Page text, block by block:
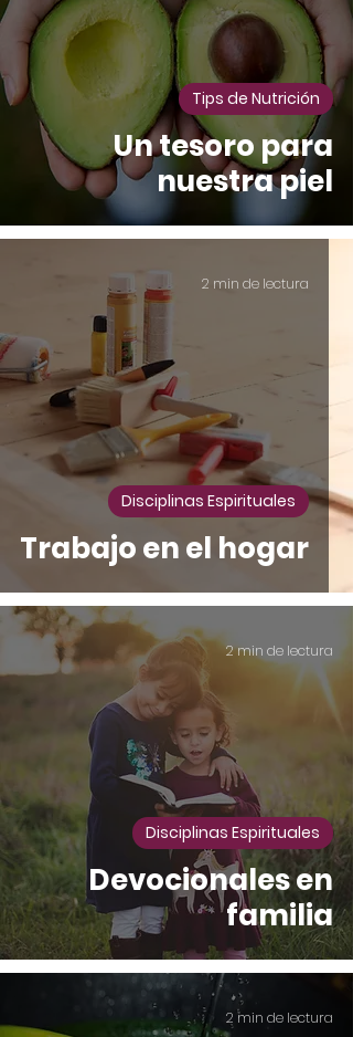
Un tesoro para
nuestra piel
Tips de Nutrición
Trabajo en el hogar
Disciplinas Espirituales
2 min de lectura
Devocionales en
familia
Disciplinas Espirituales
2 min de lectura
2 min de lectura